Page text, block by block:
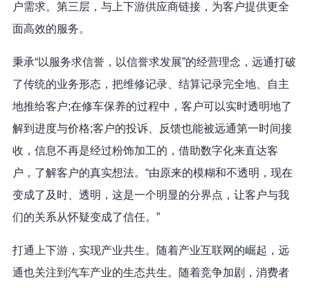
户需求。第三层，与上下游供应商链接，为客户提供更全
面高效的服务。
秉承“以服务求信誉，以信誉求发展”的经营理念，远通打破
了传统的业务形态，把维修记录、结算记录完全地、自主
地推给客户;在修车保养的过程中，客户可以实时透明地了
解到进度与价格;客户的投诉、反馈也能被远通第一时间接
收，信息不再是经过粉饰加工的，借助数字化来直达客
户，了解客户的真实想法。“由原来的模糊和不透明，现在
变成了及时、透明，这是一个明显的分界点，让客户与我
们的关系从怀疑变成了信任。”
打通上下游，实现产业共生。随着产业互联网的崛起，远
通也关注到汽车产业的生态共生。随着竞争加剧，消费者